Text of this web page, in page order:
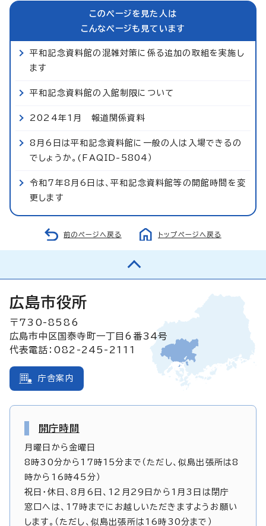
このページを見た人は
こんなページも見ています
平和記念資料館の混雑対策に係る追加の取組を実施し
ます
平和記念資料館の入館制限について
2024年1月 報道関係資料
8月6日は平和記念資料館に一般の人は入場できるの
でしょうか。(FAQID-5804）
令和7年8月6日は、平和記念資料館等の開館時間を変
更します
前のページへ戻る トップページへ戻る
広島市役所
〒730-8586
広島市中区国泰寺町一丁目6番34号
代表電話：082-245-2111
庁舎案内
開庁時間
月曜日から金曜日
8時30分から17時15分まで（ただし、似島出張所は8
時から16時45分）
祝日・休日、8月6日、12月29日から1月3日は閉庁
窓口へは、17時までにお越しいただきますようお願い
します。（ただし、似島出張所は16時30分まで）